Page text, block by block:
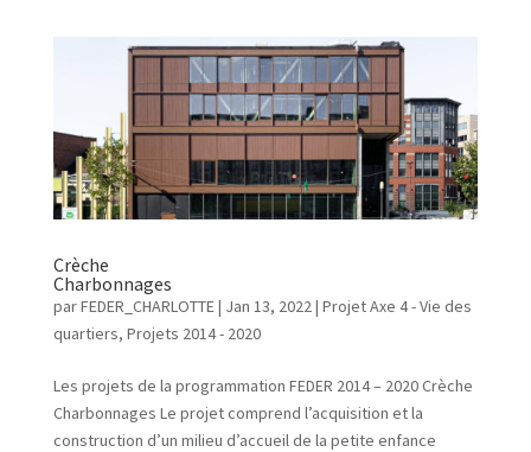
Crèche
Charbonnages
parFEDER_CHARLOTTE| Jan 13, 2022| Projet Axe 4 - Vie des
quartiers, Projets 2014 - 2020
Les projets de la programmation FEDER 2014 – 2020 Crèche
Charbonnages Le projet comprend l’acquisition et la
construction d’un milieu d’accueil de la petite enfance